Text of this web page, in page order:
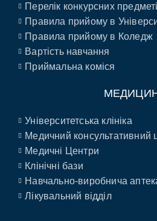
Перелік конкурсних
Правила прийому в
Правила прийому в Коледж
Вартість навчання
Приймальна коміся
Університетська клініка
Медичний консультативний
Медичні Центри
Клінічні бази
Навчально-виробнича
Лікувальний відділ